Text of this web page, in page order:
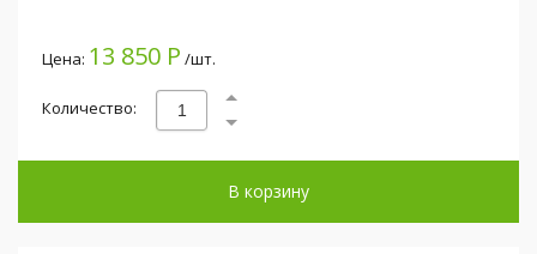
Цена: 13 850 Р /шт.
Количество:
В корзину